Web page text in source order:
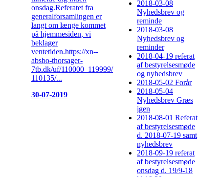
onsdag.Referatet fra
generalforsamlingen er
langt om længe kommet
på hjemmesiden, vi
beklager
ventetiden.https://xn--
absbo-thorsager-
7tb.dk/uf/110000_119999/
110135/...
30-07-2019
2018-03-08
Nyhedsbrev og
reminde
2018-03-08
Nyhedsbrev og
reminder
2018-04-19 referat
af bestyrelsesmøde
og nyhedsbrev
2018-05-02 Forår
2018-05-04
Nyhedsbrev Græs
igen
2018-08-01 Referat
af bestyrelsesmøde
d. 2018-07-19 samt
nyhedsbrev
2018-09-19 referat
af bestyrelsesmøde
onsdag d. 19/9-18